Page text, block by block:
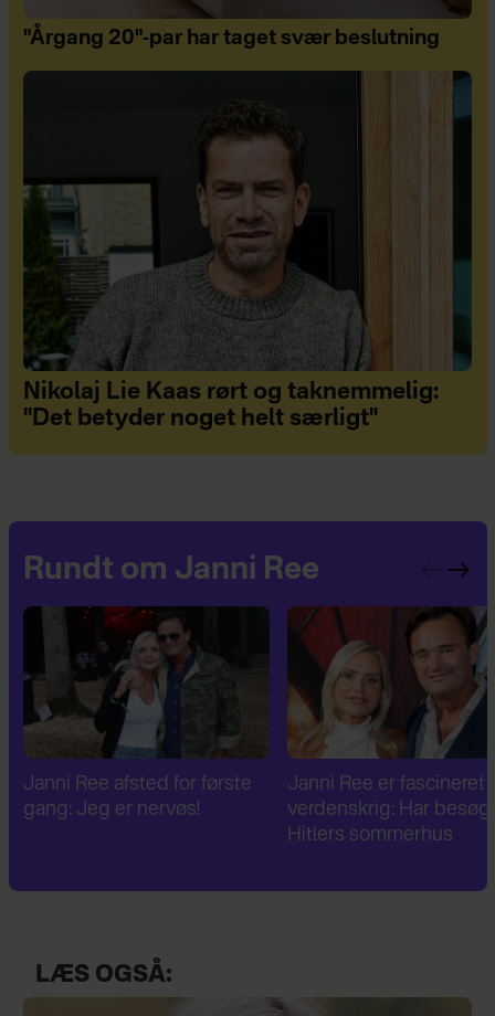
"Årgang 20"-par har taget svær beslutning
Nikolaj Lie Kaas rørt og taknemmelig:
"Det betyder noget helt særligt"
Rundt om Janni Ree
Janni Ree er fascineret af 2.
verdenskrig: Har besøgt
Janni Ree bryder
tavsheden: "Det er
fuldstændig absurd"
LÆS OGSÅ: